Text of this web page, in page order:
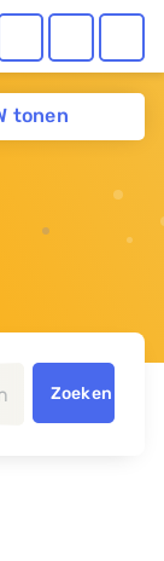
tonen
Zoeken